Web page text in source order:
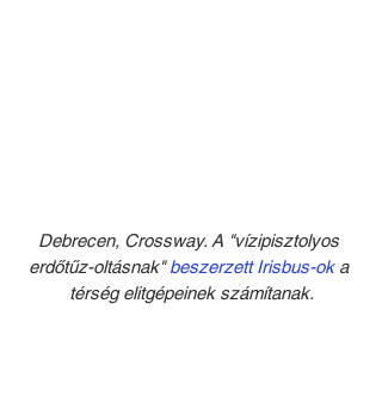
Debrecen, Crossway. A "vízipisztolyos
erdőtűz-oltásnak" beszerzett Irisbus-ok a
térség elitgépeinek számítanak.